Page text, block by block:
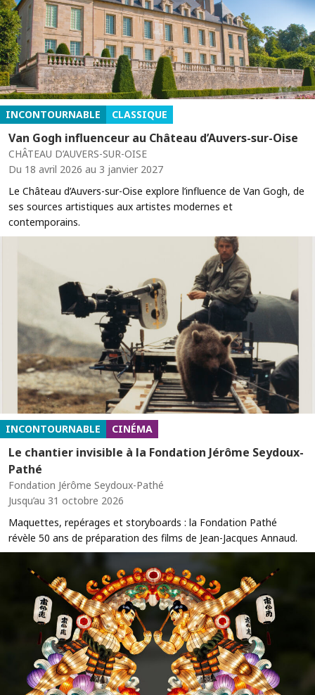
INCONTOURNABLE CLASSIQUE
Van Gogh influenceur au Château d’Auvers-sur-Oise
CHÂTEAU D’AUVERS-SUR-OISE
Du 18 avril 2026 au 3 janvier 2027
Le Château d’Auvers-sur-Oise explore l’influence de Van Gogh, de
ses sources artistiques aux artistes modernes et
contemporains.
INCONTOURNABLE CINÉMA
Le chantier invisible à la Fondation Jérôme Seydoux-
Pathé
Fondation Jérôme Seydoux-Pathé
Jusqu’au 31 octobre 2026
Maquettes, repérages et storyboards : la Fondation Pathé
révèle 50 ans de préparation des films de Jean-Jacques Annaud.